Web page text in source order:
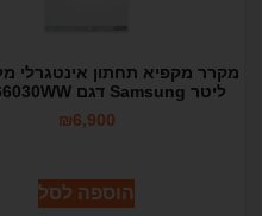
ליטר Samsung דגם BRB266030WW
₪6,900
הוספה לסל